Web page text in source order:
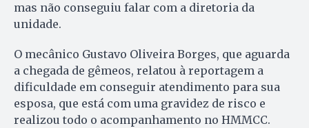
mas não conseguiu falar com a diretoria da
unidade.
O mecânico Gustavo Oliveira Borges, que aguarda
a chegada de gêmeos, relatou à reportagem a
dificuldade em conseguir atendimento para sua
esposa, que está com uma gravidez de risco e
realizou todo o acompanhamento no HMMCC.